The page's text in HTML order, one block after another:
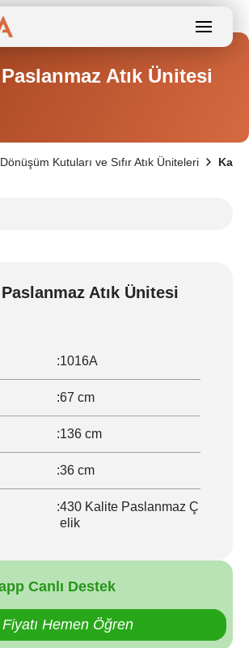
Atık Ünitesi
Kutuları ve Sıfır Atık Üniteleri
Atık Ünitesi
:1016A
:67 cm
:136 cm
:36 cm
:430 Kalite Paslanmaz Ç
elik
Canlı Destek
Fiyatı Hemen Öğren